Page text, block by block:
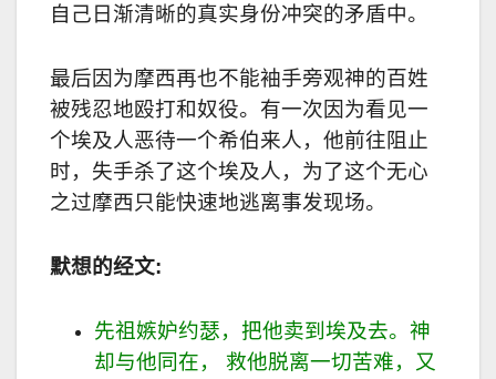
自己日渐清晰的真实身份冲突的矛盾中。
最后因为摩西再也不能袖手旁观神的百姓
被残忍地殴打和奴役。有一次因为看见一
个埃及人恶待一个希伯来人，他前往阻止
时，失手杀了这个埃及人，为了这个无心
之过摩西只能快速地逃离事发现场。
默想的经文:
先祖嫉妒约瑟，把他卖到埃及去。神
却与他同在， 救他脱离一切苦难，又